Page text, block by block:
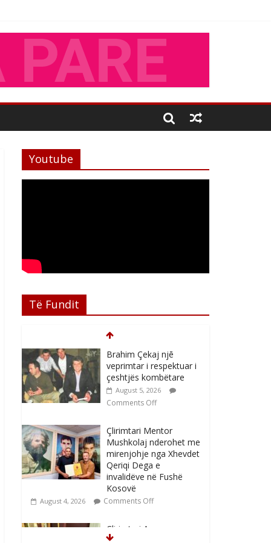
Youtube
Të Fundit
Brahim Çekaj njē
veprimtar i respektuar i
çeshtjës kombëtare
August 5, 2026
Comments Off
Çlirimtari Mentor
Mushkolaj nderohet me
mirenjohje nga Xhevdet
Qeriqi Dega e
invalidëve në Fushë
Kosovë
August 4, 2026 Comments Off
Çlirimtari Agron
Gërvalla me takime